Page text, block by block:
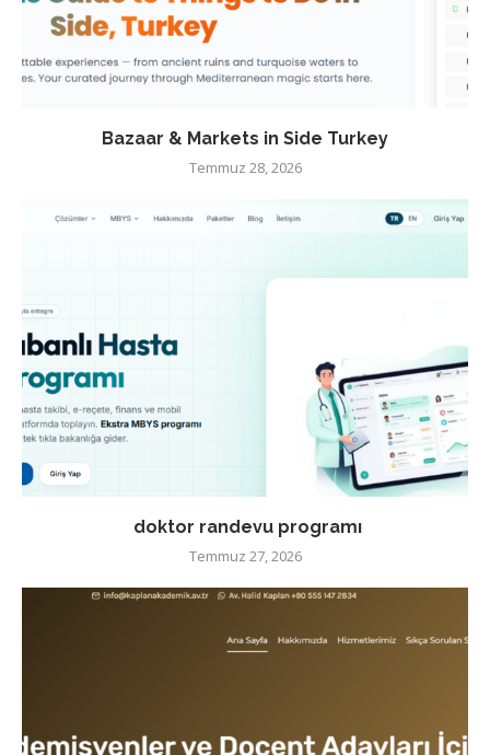
Bazaar & Markets in Side Turkey
Temmuz 28, 2026
doktor randevu programı
Temmuz 27, 2026